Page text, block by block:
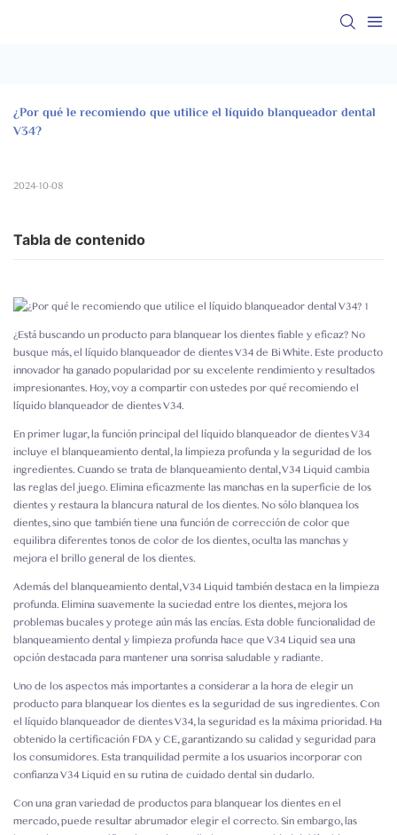
¿Por qué le recomiendo que utilice el líquido blanqueador dental
V34?
2024-10-08
Tabla de contenido
¿Está buscando un producto para blanquear los dientes fiable y eficaz? No
busque más, el líquido blanqueador de dientes V34 de Bi White. Este producto
innovador ha ganado popularidad por su excelente rendimiento y resultados
impresionantes. Hoy, voy a compartir con ustedes por qué recomiendo el
líquido blanqueador de dientes V34.
En primer lugar, la función principal del líquido blanqueador de dientes V34
incluye el blanqueamiento dental, la limpieza profunda y la seguridad de los
ingredientes. Cuando se trata de blanqueamiento dental, V34 Liquid cambia
las reglas del juego. Elimina eficazmente las manchas en la superficie de los
dientes y restaura la blancura natural de los dientes. No sólo blanquea los
dientes, sino que también tiene una función de corrección de color que
equilibra diferentes tonos de color de los dientes, oculta las manchas y
mejora el brillo general de los dientes.
Además del blanqueamiento dental, V34 Liquid también destaca en la limpieza
profunda. Elimina suavemente la suciedad entre los dientes, mejora los
problemas bucales y protege aún más las encías. Esta doble funcionalidad de
blanqueamiento dental y limpieza profunda hace que V34 Liquid sea una
opción destacada para mantener una sonrisa saludable y radiante.
Uno de los aspectos más importantes a considerar a la hora de elegir un
producto para blanquear los dientes es la seguridad de sus ingredientes. Con
el líquido blanqueador de dientes V34, la seguridad es la máxima prioridad. Ha
obtenido la certificación FDA y CE, garantizando su calidad y seguridad para
los consumidores. Esta tranquilidad permite a los usuarios incorporar con
confianza V34 Liquid en su rutina de cuidado dental sin dudarlo.
Con una gran variedad de productos para blanquear los dientes en el
mercado, puede resultar abrumador elegir el correcto. Sin embargo, las